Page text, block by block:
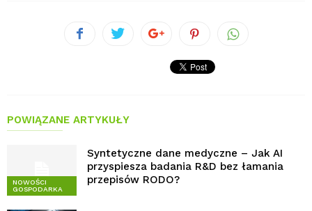
POWIĄZANE ARTYKUŁY
NOWOŚCI
GOSPODARKA
Syntetyczne dane medyczne – Jak AI
przyspiesza badania R&D bez łamania
przepisów RODO?